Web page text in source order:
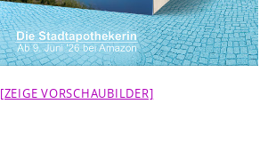
[ZEIGE VORSCHAUBILDER]